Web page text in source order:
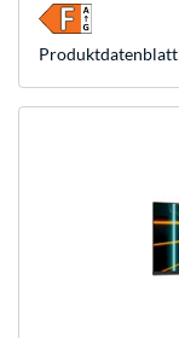
Produkt­datenblatt